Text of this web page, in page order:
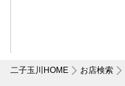
二子玉川HOME お店検索